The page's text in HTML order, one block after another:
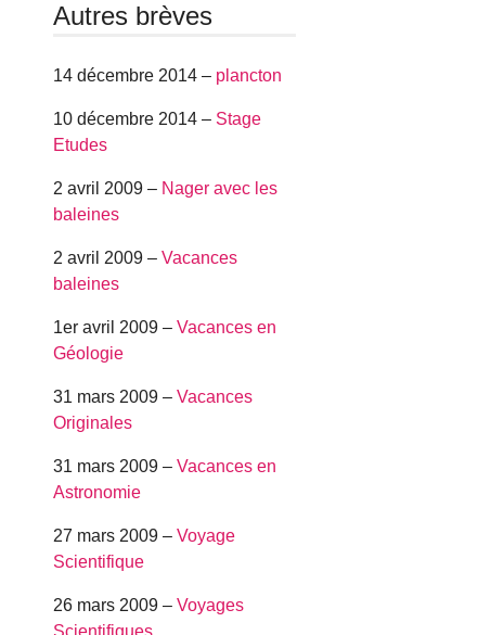
Autres brèves
14 décembre 2014 – plancton
10 décembre 2014 – Stage
Etudes
2 avril 2009 – Nager avec les
baleines
2 avril 2009 –Vacances
baleines
1er avril 2009 –Vacances en
Géologie
31 mars 2009 –Vacances
Originales
31 mars 2009 –Vacances en
Astronomie
27 mars 2009 –Voyage
Scientifique
26 mars 2009 –Voyages